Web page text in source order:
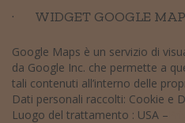
· WIDGET GOOGLE
Google Maps è un servizio di
da Google Inc. che permette a
tali contenuti all’interno delle
Dati personali raccolti: Cookie e
Luogo del trattamento : USA –